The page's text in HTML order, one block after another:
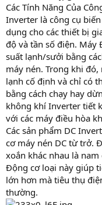
Các Tính Năng Của
Inverter là công cụ
dụng cho các thiết bị
độ và tần số điện. Máy
suất lạnh/sưởi bằng
máy nén. Trong khi
lạnh cố định và chỉ có
bằng cách chạy hay
không khí Inverter tiết
với các máy điều hòa
Các sản phẩm DC
cơ máy nén DC từ trở.
xoắn khác nhau là
Động cơ loại này giúp
lớn hơn mà tiêu thụ
thường.